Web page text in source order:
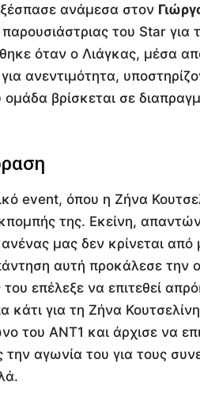
ανάμεσα στον
του Star για
όταν ο Λιάγκας, μέσα
ανεντιμότητα,
ομάδα βρίσκεται σε
event, όπου η Ζήνα
της. Εκείνη,
μας δεν κρίνεται από
αυτή προκάλεσε την
επέλεξε να επιτεθεί
κάτι για τη Ζήνα
του ΑΝΤ1 και άρχισε να
αγωνία του για τους